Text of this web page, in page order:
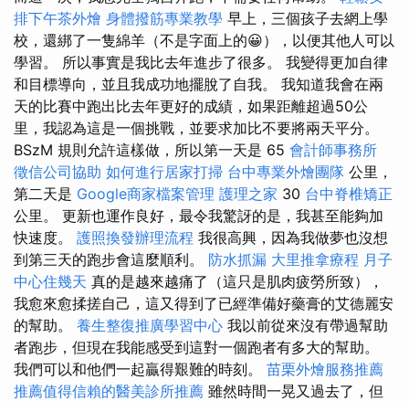
排下午茶外燴 身體撥筋專業教學 早上，三個孩子去網上學
校，還綁了一隻綿羊（不是字面上的😀），以便其他人可以
學習。 所以事實是我比去年進步了很多。 我變得更加自律
和目標導向，並且我成功地擺脫了自我。 我知道我會在兩
天的比賽中跑出比去年更好的成績，如果距離超過50公
里，我認為這是一個挑戰，並要求加比不要將兩天平分。
BSzM 規則允許這樣做，所以第一天是 65 會計師事務所
徵信公司協助 如何進行居家打掃 台中專業外燴團隊 公里，
第二天是 Google商家檔案管理 護理之家 30 台中脊椎矯正
公里。 更新也運作良好，最令我驚訝的是，我甚至能夠加
快速度。 護照換發辦理流程 我很高興，因為我做夢也沒想
到第三天的跑步會這麼順利。 防水抓漏 大里推拿療程 月子
中心住幾天 真的是越來越痛了（這只是肌肉疲勞所致），
我愈來愈揉搓自己，這又得到了已經準備好藥膏的艾德麗安
的幫助。 養生整復推廣學習中心 我以前從來沒有帶過幫助
者跑步，但現在我能感受到這對一個跑者有多大的幫助。
我們可以和他們一起贏得艱難的時刻。 苗栗外燴服務推薦
推薦值得信賴的醫美診所推薦 雖然時間一晃又過去了，但